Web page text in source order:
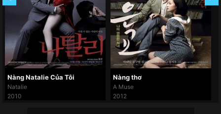
Nàng Natalie Của Tôi
Natalie
2010
Nàng thơ
A Muse
2012